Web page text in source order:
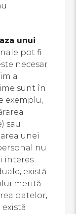
unui
pot fi
necesar
al
sunt în
exemplu,
sau
unei
nu
interes
există
merită
datelor,